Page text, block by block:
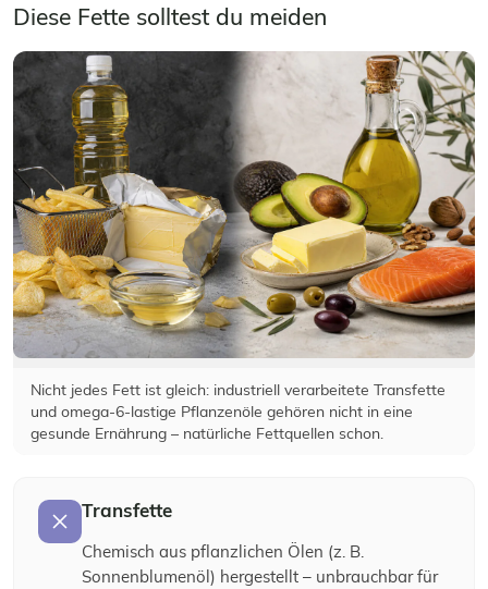
Diese Fette solltest du meiden
Nicht jedes Fett ist gleich: industriell verarbeitete Transfette
und omega-6-lastige Pflanzenöle gehören nicht in eine
gesunde Ernährung – natürliche Fettquellen schon.
Transfette
Chemisch aus pflanzlichen Ölen (z. B.
Sonnenblumenöl) hergestellt – unbrauchbar für